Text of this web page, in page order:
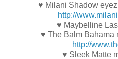
♥ Milani Shadow
http://
♥ Maybelline
♥ The Balm Bahama
http://
♥ Sleek Matte